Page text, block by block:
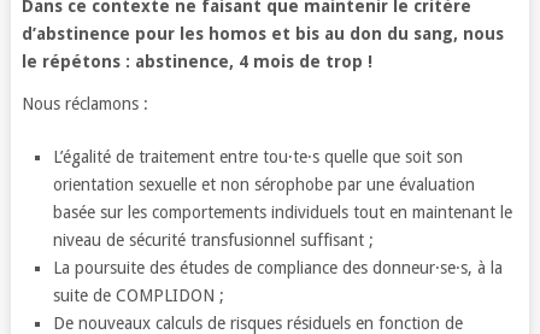
Dans ce contexte ne faisant que maintenir le critère
d’abstinence pour les homos et bis au don du sang, nous
le répétons : abstinence, 4 mois de trop !
Nous réclamons :
L’égalité de traitement entre tou·te·s quelle que soit son
orientation sexuelle et non sérophobe par une évaluation
basée sur les comportements individuels tout en maintenant le
niveau de sécurité transfusionnel suffisant ;
La poursuite des études de compliance des donneur·se·s, à la
suite de COMPLIDON ;
De nouveaux calculs de risques résiduels en fonction de